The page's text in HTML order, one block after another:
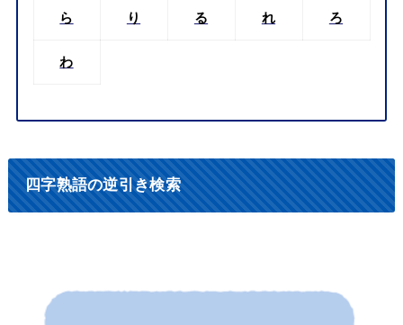
ら り る れ ろ
わ
四字熟語の逆引き検索